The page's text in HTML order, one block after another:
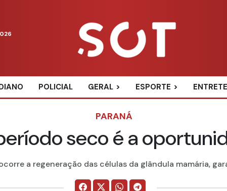
POLICIAL GERAL ESPORTE
PARANÁ
seco é a
a regeneração das células da glândula mamária,